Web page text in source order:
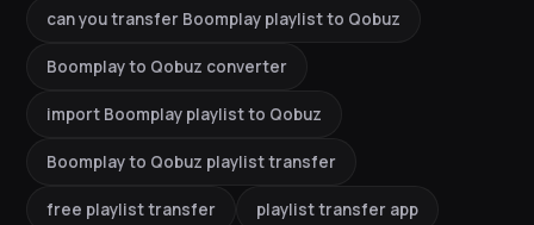
can you transfer Boomplay playlist to Qobuz
Boomplay to Qobuz converter
import Boomplay playlist to Qobuz
Boomplay to Qobuz playlist transfer
free playlist transfer playlist transfer app